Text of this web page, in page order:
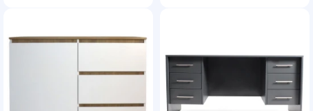
AddCardToFavourite